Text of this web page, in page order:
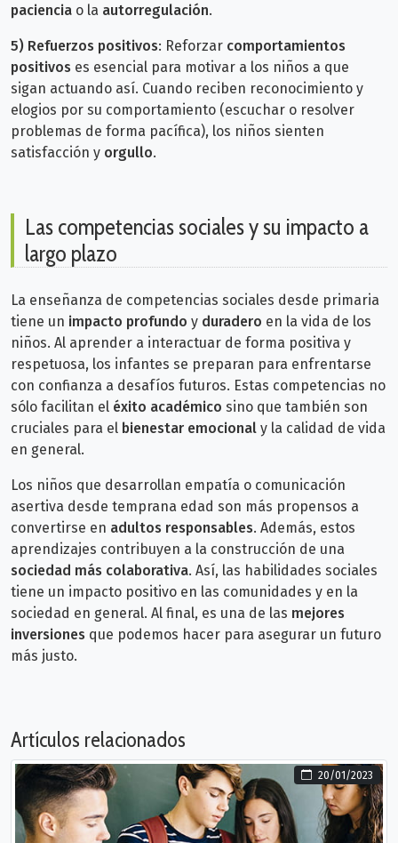
paciencia o la autorregulación.
5) Refuerzos positivos: Reforzar comportamientos
positivos es esencial para motivar a los niños a que
sigan actuando así. Cuando reciben reconocimiento y
elogios por su comportamiento (escuchar o resolver
problemas de forma pacífica), los niños sienten
satisfacción y orgullo.
Las competencias sociales y su impacto a
largo plazo
La enseñanza de competencias sociales desde primaria
tiene un impacto profundo y duradero en la vida de los
niños. Al aprender a interactuar de forma positiva y
respetuosa, los infantes se preparan para enfrentarse
con confianza a desafíos futuros. Estas competencias no
sólo facilitan el éxito académico sino que también son
cruciales para el bienestar emocional y la calidad de vida
en general.
Los niños que desarrollan empatía o comunicación
asertiva desde temprana edad son más propensos a
convertirse en adultos responsables. Además, estos
aprendizajes contribuyen a la construcción de una
sociedad más colaborativa. Así, las habilidades sociales
tiene un impacto positivo en las comunidades y en la
sociedad en general. Al final, es una de las mejores
inversiones que podemos hacer para asegurar un futuro
más justo.
Artículos relacionados
20/01/2023